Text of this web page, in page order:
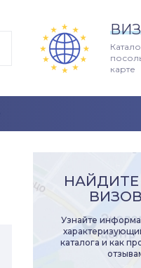
карте
Узнайте
каталога и как